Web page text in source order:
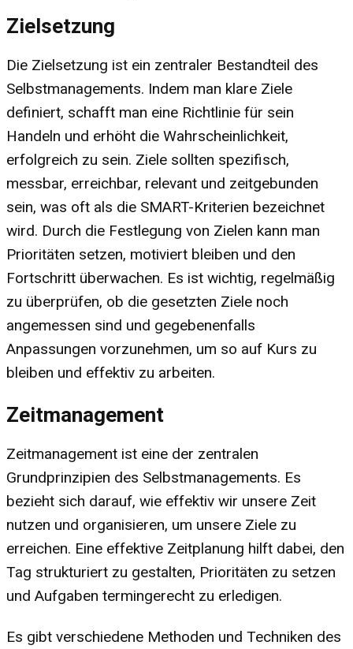
Zielsetzung
Die Zielsetzung ist ein zentraler Bestandteil des
Selbstmanagements. Indem man klare Ziele
definiert, schafft man eine Richtlinie für sein
Handeln und erhöht die Wahrscheinlichkeit,
erfolgreich zu sein. Ziele sollten spezifisch,
messbar, erreichbar, relevant und zeitgebunden
sein, was oft als die SMART-Kriterien bezeichnet
wird. Durch die Festlegung von Zielen kann man
Prioritäten setzen, motiviert bleiben und den
Fortschritt überwachen. Es ist wichtig, regelmäßig
zu überprüfen, ob die gesetzten Ziele noch
angemessen sind und gegebenenfalls
Anpassungen vorzunehmen, um so auf Kurs zu
bleiben und effektiv zu arbeiten.
Zeitmanagement
Zeitmanagement ist eine der zentralen
Grundprinzipien des Selbstmanagements. Es
bezieht sich darauf, wie effektiv wir unsere Zeit
nutzen und organisieren, um unsere Ziele zu
erreichen. Eine effektive Zeitplanung hilft dabei, den
Tag strukturiert zu gestalten, Prioritäten zu setzen
und Aufgaben termingerecht zu erledigen.
Es gibt verschiedene Methoden und Techniken des